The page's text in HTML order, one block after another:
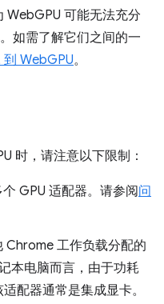
WebGPU 可能无法充分
如需了解它们之间的一
WebGPU。
时，请注意以下限制：
GPU 适配器。请参阅问
Chrome 工作负载分配的
本电脑而言，由于功耗
配器通常是集成显卡。